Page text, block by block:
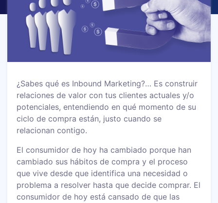
¿Sabes qué es Inbound Marketing?… Es construir
relaciones de valor con tus clientes actuales y/o
potenciales, entendiendo en qué momento de su
ciclo de compra están, justo cuando se
relacionan contigo.
El consumidor de hoy ha cambiado porque han
cambiado sus hábitos de compra y el proceso
que vive desde que identifica una necesidad o
problema a resolver hasta que decide comprar. El
consumidor de hoy está cansado de que las